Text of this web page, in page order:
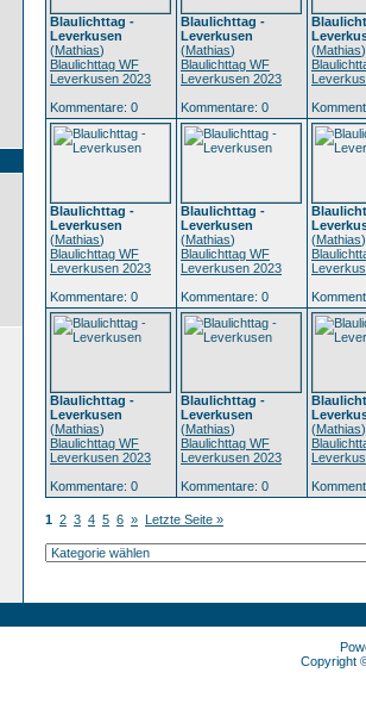
Blaulichttag -
Leverkusen
(Mathias)
Blaulichttag WF
Leverkusen 2023
Kommentare: 0
Blaulichttag -
Leverkusen
(Mathias)
Blaulichttag WF
Leverkusen 2023
Kommentare: 0
(Mathias)
Blaulichttag -
Leverkusen
(Mathias)
Blaulichttag WF
Leverkusen 2023
Kommentare: 0
Blaulichttag -
Leverkusen
(Mathias)
Blaulichttag WF
Leverkusen 2023
Kommentare: 0
(Mathias)
Blaulichttag -
Leverkusen
(Mathias)
Blaulichttag WF
Leverkusen 2023
Kommentare: 0
Blaulichttag -
Leverkusen
(Mathias)
Blaulichttag WF
Leverkusen 2023
Kommentare: 0
(Mathias)
1 2 3 4 5 6 » Letzte Seite »
Copyright